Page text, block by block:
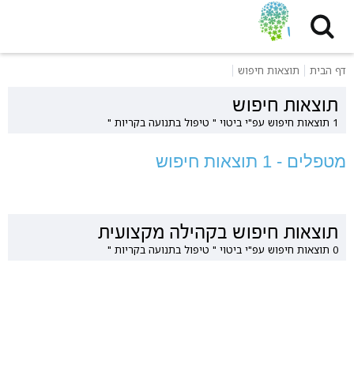
דף הבית תוצאות חיפוש
תוצאות חיפוש
1 תוצאות חיפוש עפ"י ביטוי " טיפול בתנועה בקריות "
מטפלים - 1 תוצאות חיפוש
תוצאות חיפוש בקהילה מקצועית
0 תוצאות חיפוש עפ"י ביטוי " טיפול בתנועה בקריות "